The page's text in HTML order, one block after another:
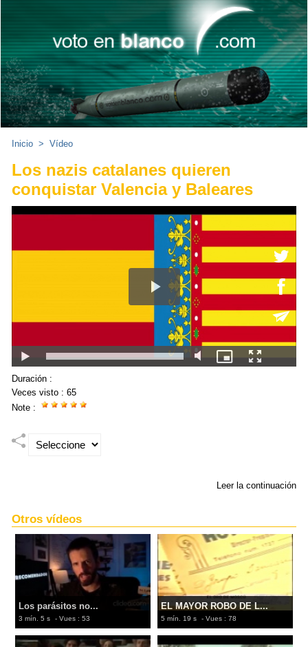
Inicio > Vídeo
Los nazis catalanes quieren
conquistar Valencia y Baleares
Duración :
Veces visto : 65
Note :
Leer la continuación
Otros vídeos
Los parásitos no...
3 mín. 5 s - Vues : 53
EL MAYOR ROBO DE L...
5 mín. 19 s - Vues : 78